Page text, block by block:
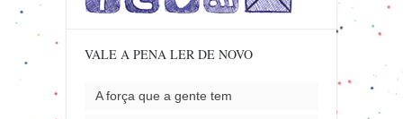
VALE A PENA LER DE NOVO
A força que a gente tem